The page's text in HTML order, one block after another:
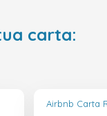
carta:
Airbnb Carta